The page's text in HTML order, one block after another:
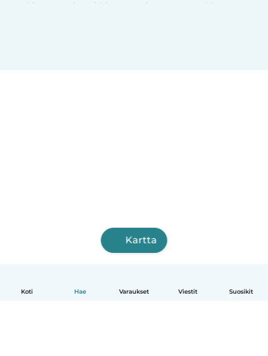
Koti Hae Varaukset Viestit Suosikit
Lohja
Tuusula Kirkkonummi
Nokia
Kartta